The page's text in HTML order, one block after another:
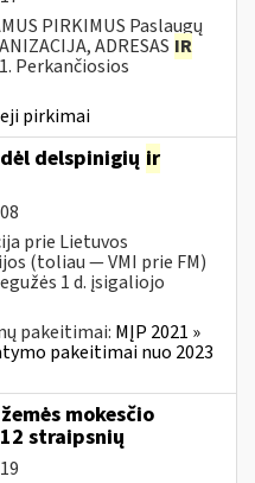
PIRKIMUS Paslaugų
ADRESAS IR
Perkančiosios
pirkimai
delspinigių ir
prie Lietuvos
(toliau — VMI prie FM)
1 d. įsigaliojo
pakeitimai: MĮP 2021 »
pakeitimai nuo 2023
mokesčio
12 straipsnių